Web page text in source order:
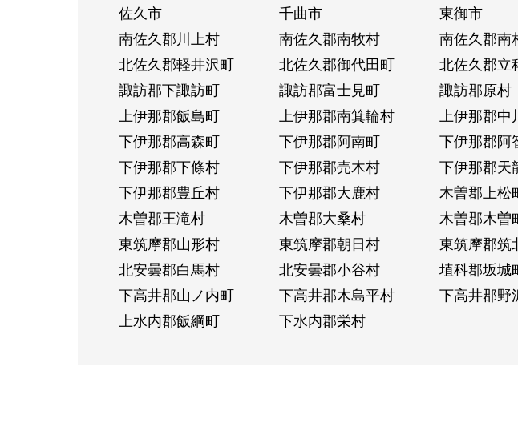
佐久市
千曲市 東御市
南佐久郡川上村
南佐久郡南牧村 南佐久郡南
北佐久郡軽井沢町
北佐久郡御代田町 北佐久郡立
諏訪郡下諏訪町
諏訪郡富士見町 諏訪郡原村
上伊那郡飯島町
上伊那郡南箕輪村 上伊那郡中
下伊那郡高森町
下伊那郡阿南町 下伊那郡阿
下伊那郡下條村
下伊那郡売木村 下伊那郡天
下伊那郡豊丘村
下伊那郡大鹿村 木曽郡上松
木曽郡王滝村
木曽郡大桑村 木曽郡木曽
東筑摩郡山形村
東筑摩郡朝日村 東筑摩郡筑
北安曇郡白馬村
北安曇郡小谷村 埴科郡坂城
下高井郡山ノ内町
下高井郡木島平村 下高井郡野
上水内郡飯綱町
下水内郡栄村